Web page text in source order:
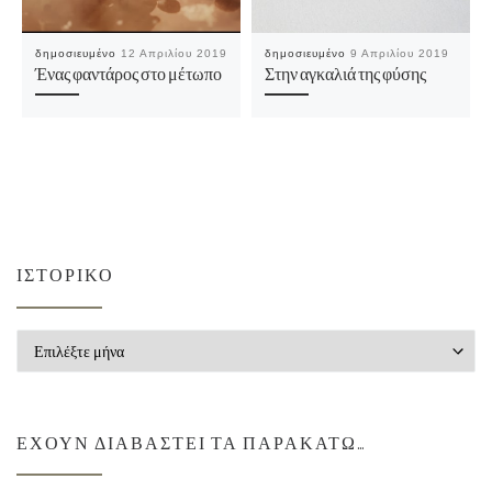
δημοσιευμένο 12 Απριλίου 2019
Ένας φαντάρος στο μέτωπο
δημοσιευμένο 9 Απριλίου 2019
Στην αγκαλιά της φύσης
ΙΣΤΟΡΙΚΌ
ΈΧΟΥΝ ΔΙΑΒΑΣΤΕΊ ΤΑ ΠΑΡΑΚΆΤΩ…